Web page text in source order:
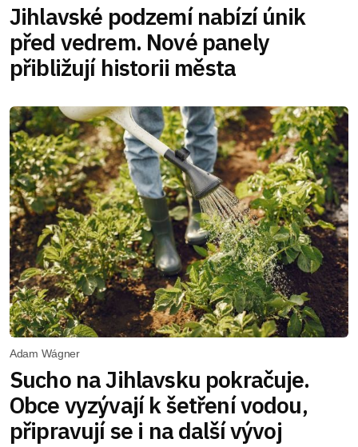
Jihlavské podzemí nabízí únik
před vedrem. Nové panely
přibližují historii města
Adam Wágner
Sucho na Jihlavsku pokračuje.
Obce vyzývají k šetření vodou,
připravují se i na další vývoj